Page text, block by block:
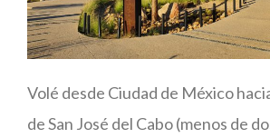
Volé desde Ciudad de México
de San José del Cabo (menos de